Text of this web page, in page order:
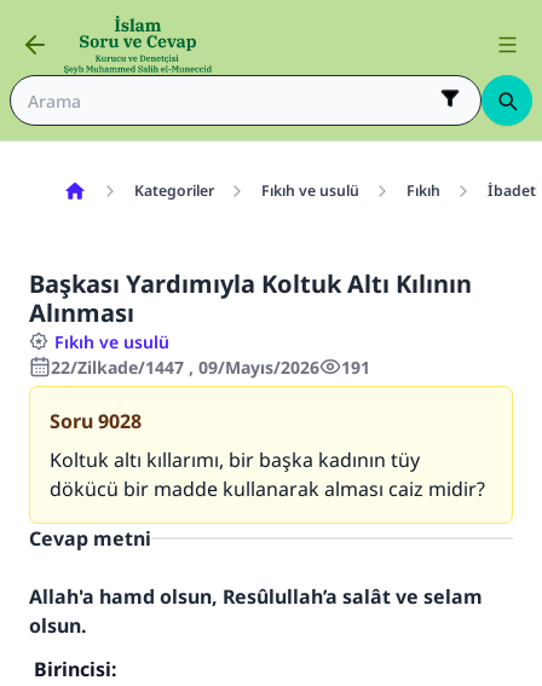
Kategoriler Fıkıh ve usulü Fıkıh
Başkası Yardımıyla Koltuk Altı Kılının
Alınması
Fıkıh ve usulü
22/Zilkade/1447 , 09/Mayıs/2026
191
Soru9028
Koltuk altı kıllarımı, bir başka kadının tüy
dökücü bir madde kullanarak alması caiz midir?
Cevap metni
Allah'a hamd olsun, Resûlullah’a salât ve selam
olsun.
Birincisi: